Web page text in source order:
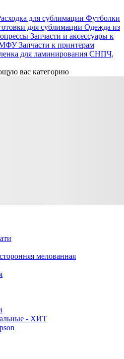
для сублимации Футболки
для сублимации Одежда из
Запчасти и аксессуары к
МФУЗапчасти к принтерам
для ламинирования СНПЧ,
вас категорию
мелованная
- ХИТ